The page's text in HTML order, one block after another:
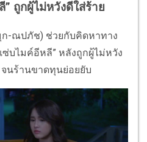
ถูกผู้ไม่หวังดีใส่ร้าย
ก-ณปภัช) ช่วยกับคิดหาทาง
ซ่บไมค์อีหลี” หลังถูกผู้ไม่หวัง
นร้านขาดทุนย่อยยับ